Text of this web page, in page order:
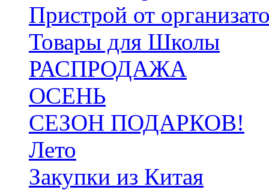
Пристрой от
Товары для Школы
РАСПРОДАЖА
ОСЕНЬ
СЕЗОН ПОДАРКОВ!
Лето
Закупки из Китая